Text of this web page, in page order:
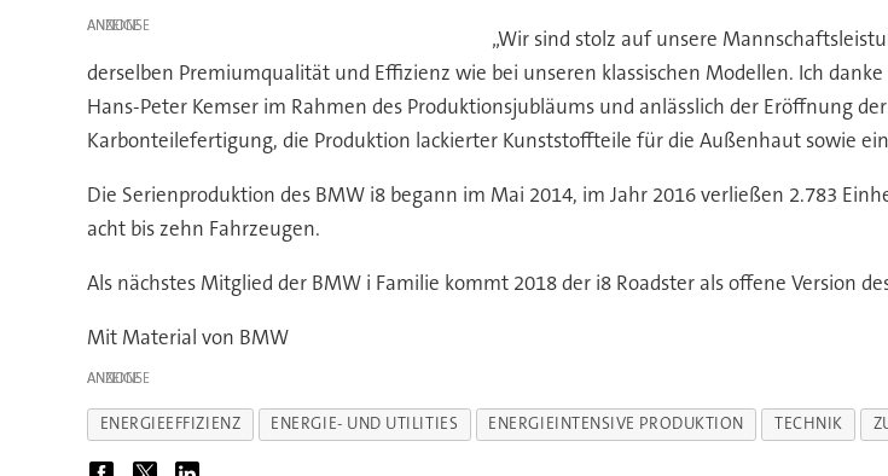
ANZEIGE
„Wir sind stolz auf unsere
derselben Premiumqualität und Effizienz wie bei unseren klassischen Modellen. Ich
Hans-Peter Kemser im Rahmen des Produktionsjubläums und anlässlich der Eröffnung
Karbonteilefertigung, die Produktion lackierter Kunststoffteile für die Außenhaut sowie
Die Serienproduktion des BMW i8 begann im Mai 2014, im Jahr 2016 verließen 2.783
acht bis zehn Fahrzeugen.
Als nächstes Mitglied der BMW i Familie kommt 2018 der i8 Roadster als offene Version
Mit Material von BMW
ANZEIGE
ENERGIEEFFIZIENZ ENERGIE- UND UTILITIES ENERGIEINTENSIVE PRODUKTION TECHNIK